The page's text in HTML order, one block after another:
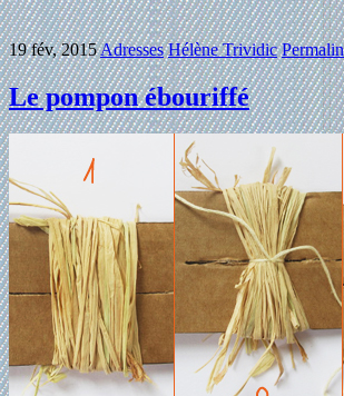
19 fév, 2015Adresses Hélène Trividic
Le pompon ébouriffé